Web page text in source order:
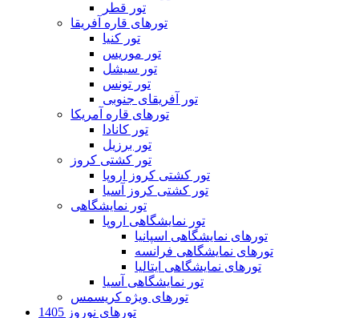
تور قطر
تورهای قاره آفریقا
تور کنیا
تور موریس
تور سیشل
تور تونس
تور آفریقای جنوبی
تورهای قاره آمریکا
تور کانادا
تور برزیل
تور کشتی کروز
تور کشتی کروز اروپا
تور کشتی کروز آسیا
تور نمایشگاهی
تور نمایشگاهی اروپا
تورهای نمایشگاهی اسپانیا
تورهای نمایشگاهی فرانسه
تورهای نمایشگاهی ایتالیا
تور نمایشگاهی آسیا
تورهای ویژه کریسمس
تورهای نوروز 1405